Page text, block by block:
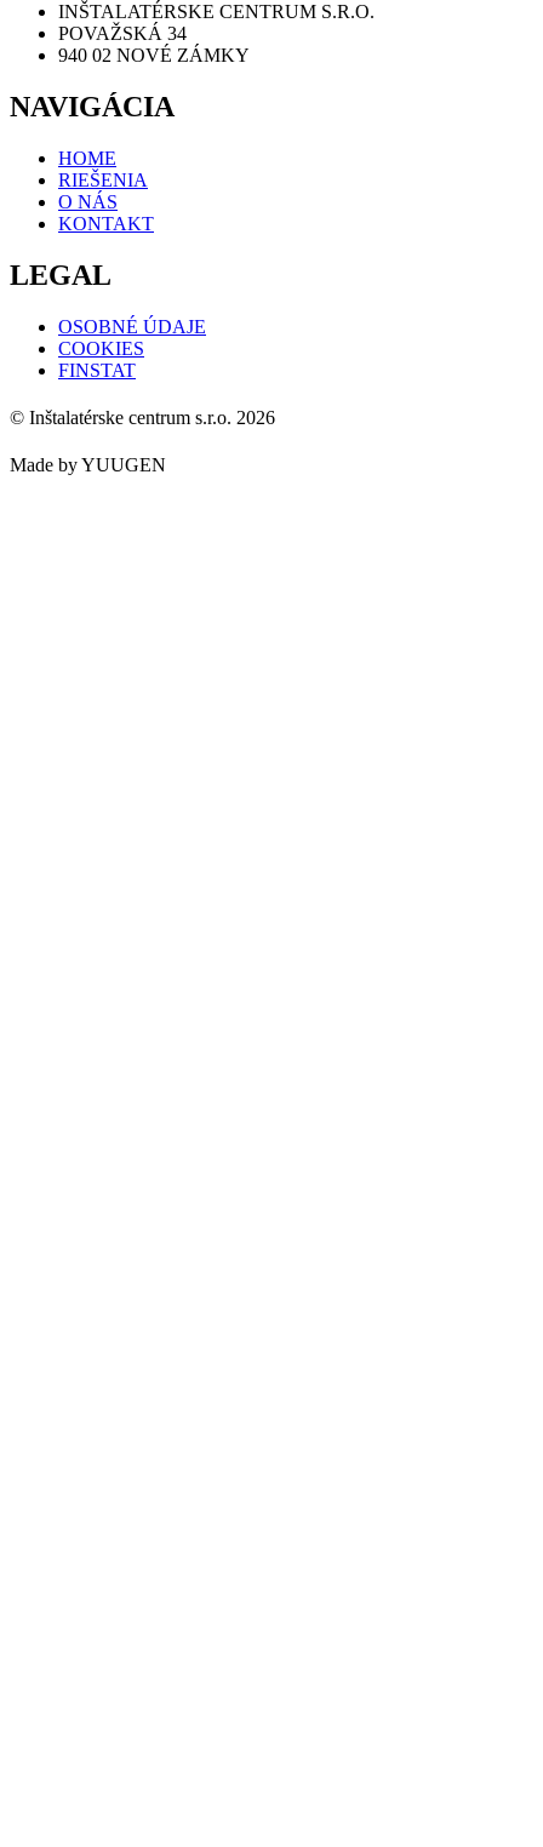
INŠTALATÉRSKE CENTRUM S.R.O.
POVAŽSKÁ 34
940 02 NOVÉ ZÁMKY
NAVIGÁCIA
HOME
RIEŠENIA
O NÁS
KONTAKT
LEGAL
OSOBNÉ ÚDAJE
COOKIES
FINSTAT
© Inštalatérske centrum s.r.o. 2026
Made by YUUGEN